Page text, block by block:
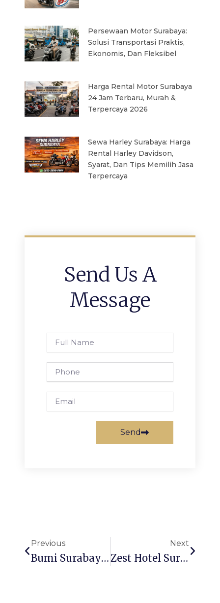
Persewaan Motor Surabaya:
Solusi Transportasi Praktis,
Ekonomis, Dan Fleksibel
Harga Rental Motor Surabaya
24 Jam Terbaru, Murah &
Terpercaya 2026
Sewa Harley Surabaya: Harga
Rental Harley Davidson,
Syarat, Dan Tips Memilih Jasa
Terpercaya
Send Us A
Message
Name
Send
Previous
Bumi Surabaya City Resort
Next
Zest Hotel Surabaya